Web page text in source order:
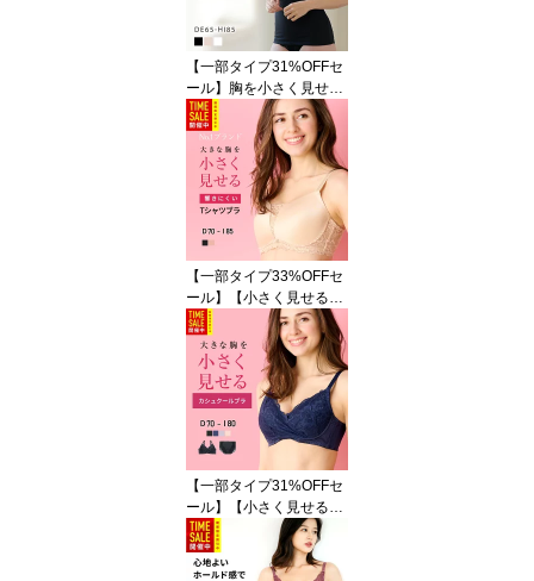
大きいサイズ 【ルルスマ
ートブラ】
【一部タイプ31%OFFセ
ール】胸を小さく見せる
ブラトップ ノンワイヤー
で着痩せ ルルスマートブ
ラ Dカップ〜Iカップ対応
シルエットすっきり 綿混
ブラキャミ 小さく見える
ブラ 大きいサイズ キャ
ミソール 冷感 機能性素
材[三恵]
【一部タイプ33%OFFセ
ール】【小さく見せるブ
ラ】 響きにくい モール
ドカップ 着痩せブラ ブ
ラジャー ワイヤー入り
苦しくない Tシャツブラ
シルエット 響かない 大
きいサイズ 【ルルスマー
トブラ】
【一部タイプ31%OFFセ
ール】【小さく見せるブ
ラ×カシュクール】小さ
く見せるブラジャー レー
ス 補正下着 レースデザ